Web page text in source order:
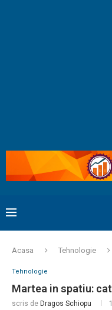
Acasa Tehnologie
Tehnologie
Martea in spatiu:
scris de Dragos Schiopu